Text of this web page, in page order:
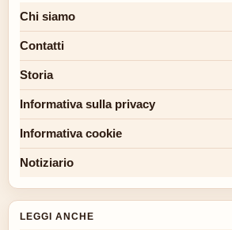
Chi siamo
Contatti
Storia
Informativa sulla privacy
Informativa cookie
Notiziario
LEGGI ANCHE